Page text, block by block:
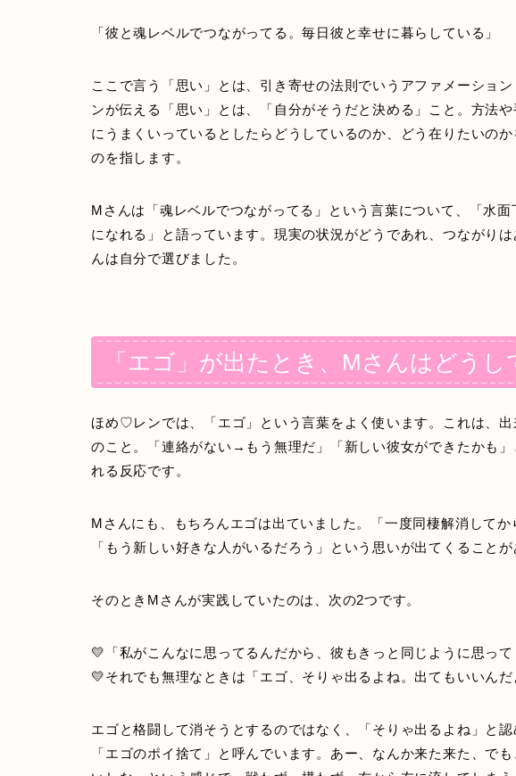
「彼と魂レベルでつながってる。毎日彼と幸せに暮らしている」
ここで言う「思い」とは、引き寄せの法則でいうアファメーショ
ンが伝える「思い」とは、「自分がそうだと決める」こと。方法
にうまくいっているとしたらどうしているのか、どう在りたいの
のを指します。
Mさんは「魂レベルでつながってる」という言葉について、「水
になれる」と語っています。現実の状況がどうであれ、つながり
んは自分で選びました。
「エゴ」が出たとき、Mさんはどうし
ほめ♡レンでは、「エゴ」という言葉をよく使います。これは、
のこと。「連絡がない→もう無理だ」「新しい彼女ができたかも
れる反応です。
Mさんにも、もちろんエゴは出ていました。「一度同棲解消してか
「もう新しい好きな人がいるだろう」という思いが出てくることが
そのときMさんが実践していたのは、次の2つです。
💛「私がこんなに思ってるんだから、彼もきっと同じように思っ
💛それでも無理なときは「エゴ、そりゃ出るよね。出てもいいん
エゴと格闘して消そうとするのではなく、「そりゃ出るよね」と
「エゴのポイ捨て」と呼んでいます。あー、なんか来た来た、で